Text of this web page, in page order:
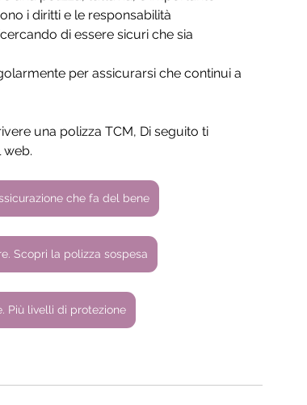
i diritti e le responsabilità
di essere sicuri che sia
per assicurarsi che continui a
una polizza TCM, Di seguito ti
web.
che fa del bene
Scopri la polizza sospesa
Più livelli di protezione